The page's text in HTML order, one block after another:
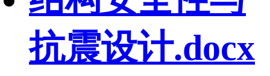
抗震设计.docx